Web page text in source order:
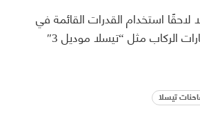
استخدام القدرات القائمة في
إنتاج البطاريات لسيارات الركاب مثل “تيسلا موديل 3″
تيسلا